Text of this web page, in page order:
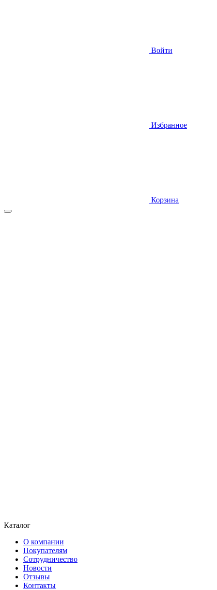
Войти
Избранное
Корзина
Каталог
О компании
Покупателям
Сотрудничество
Новости
Отзывы
Контакты